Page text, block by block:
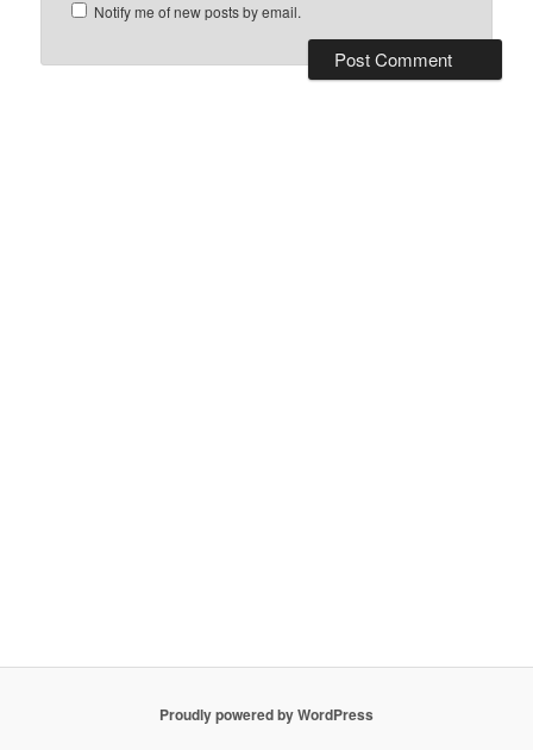
Notify me of new posts by email.
Proudly powered by WordPress